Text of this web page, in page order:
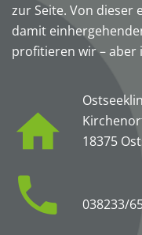
zur Seite. Von dieser
damit
profitieren wir – aber
18375
038233/